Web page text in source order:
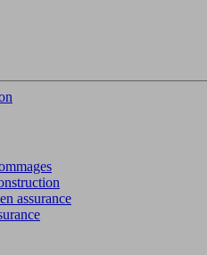
assurance